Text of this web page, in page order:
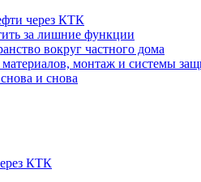
через КТК
за лишние функции
вокруг частного дома
монтаж и системы
и снова
КТК